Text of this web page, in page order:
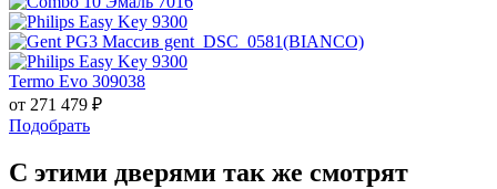
Termo Evo 309038
от 271 479 ₽
Подобрать
С этими дверями так же смотрят